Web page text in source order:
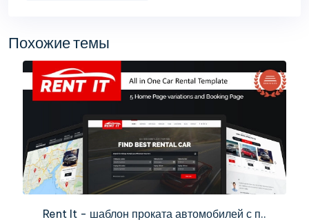
Похожие темы
Rent It - шаблон проката автомобилей с п..